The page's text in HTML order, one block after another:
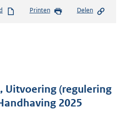
s
r
o
Printen Delen
Uitvoering (regulering
2025